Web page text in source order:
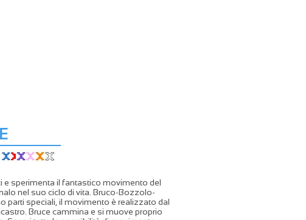
e sperimenta il fantastico movimento del
nel suo ciclo di vita. Bruco-Bozzolo-
parti speciali, il movimento è realizzato dal
Bruce cammina e si muove proprio